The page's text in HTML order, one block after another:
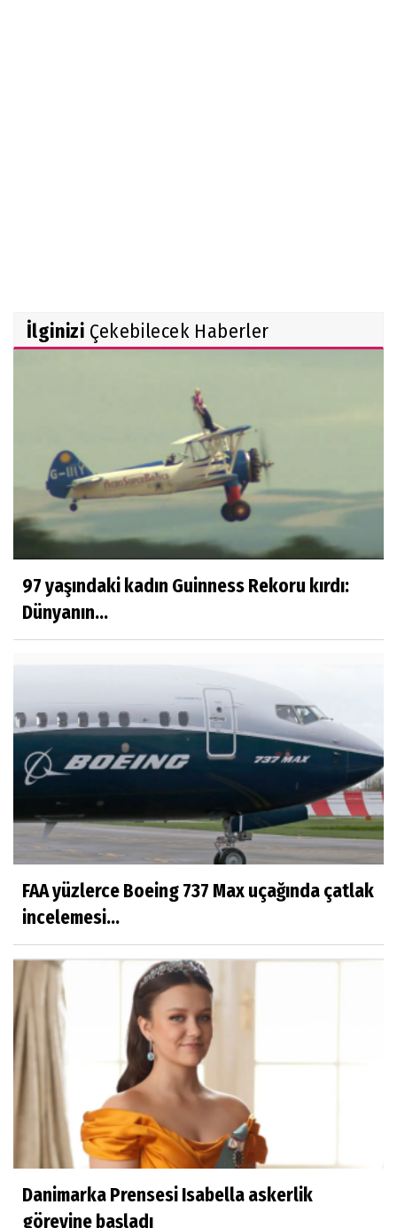
İlginizi Çekebilecek Haberler
97 yaşındaki kadın Guinness Rekoru kırdı:
Dünyanın...
FAA yüzlerce Boeing 737 Max uçağında çatlak
incelemesi...
Danimarka Prensesi Isabella askerlik
görevine başladı